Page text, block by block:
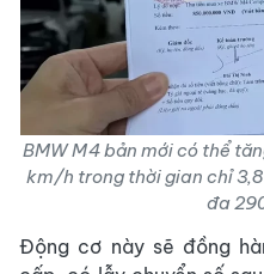
BMW M4 bản mới có thể
km/h trong thời gian chỉ
đa
Động cơ này sẽ đồng